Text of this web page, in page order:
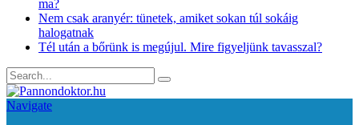
ma?
Nem csak aranyér: tünetek, amiket sokan túl sokáig
halogatnak
Tél után a bőrünk is megújul. Mire figyeljünk tavasszal?
Navigate